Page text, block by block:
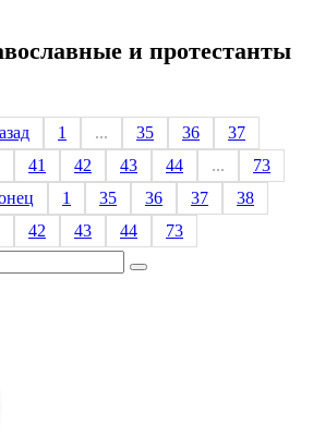
и протестанты
1 ... 35 36
37
41 42 43 44 ...
73
1 35 36 37
38
42 43 44 73